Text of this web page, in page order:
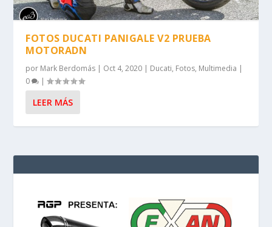
FOTOS DUCATI PANIGALE V2 PRUEBA
MOTORADN
por Mark Berdomás | Oct 4, 2020 | Ducati, Fotos, Multimedia |
0
|
LEER MÁS